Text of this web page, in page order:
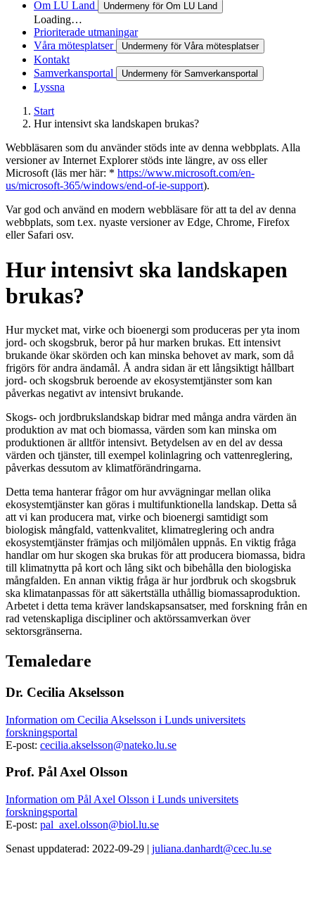
Om LU Land Undermeny för Om LU Land
Loading…
Prioriterade utmaningar
Våra mötesplatser
Undermeny för Våra mötesplatser
Kontakt
Samverkansportal
Undermeny för Samverkansportal
Lyssna
Start
Hur intensivt ska landskapen brukas?
Webbläsaren som du använder stöds inte av denna webbplats. Alla
versioner av Internet Explorer stöds inte längre, av oss eller
Microsoft (läs mer här: * https://www.microsoft.com/en-
us/microsoft-365/windows/end-of-ie-support).
Var god och använd en modern webbläsare för att ta del av denna
webbplats, som t.ex. nyaste versioner av Edge, Chrome, Firefox
eller Safari osv.
Hur intensivt ska landskapen
brukas?
Hur mycket mat, virke och bioenergi som produceras per yta inom
jord- och skogsbruk, beror på hur marken brukas. Ett intensivt
brukande ökar skörden och kan minska behovet av mark, som då
frigörs för andra ändamål. Å andra sidan är ett långsiktigt hållbart
jord- och skogsbruk beroende av ekosystemtjänster som kan
påverkas negativt av intensivt brukande.
Skogs- och jordbrukslandskap bidrar med många andra värden än
produktion av mat och biomassa, värden som kan minska om
produktionen är alltför intensivt. Betydelsen av en del av dessa
värden och tjänster, till exempel kolinlagring och vattenreglering,
påverkas dessutom av klimatförändringarna.
Detta tema hanterar frågor om hur avvägningar mellan olika
ekosystemtjänster kan göras i multifunktionella landskap. Detta så
att vi kan producera mat, virke och bioenergi samtidigt som
biologisk mångfald, vattenkvalitet, klimatreglering och andra
ekosystemtjänster främjas och miljömålen uppnås. En viktig fråga
handlar om hur skogen ska brukas för att producera biomassa, bidra
till klimatnytta på kort och lång sikt och bibehålla den biologiska
mångfalden. En annan viktig fråga är hur jordbruk och skogsbruk
ska klimatanpassas för att säkertställa uthållig biomassaproduktion.
Arbetet i detta tema kräver landskapsansatser, med forskning från en
rad vetenskapliga discipliner och aktörssamverkan över
sektorsgränserna.
Temaledare
Dr. Cecilia Akselsson
Information om Cecilia Akselsson i Lunds universitets
forskningsportal
E-post: cecilia.akselsson@nateko.lu.se
Prof. Pål Axel Olsson
Information om Pål Axel Olsson i Lunds universitets
forskningsportal
E-post: pal_axel.olsson@biol.lu.se
Senast uppdaterad: 2022-09-29 | juliana.danhardt@cec.lu.se